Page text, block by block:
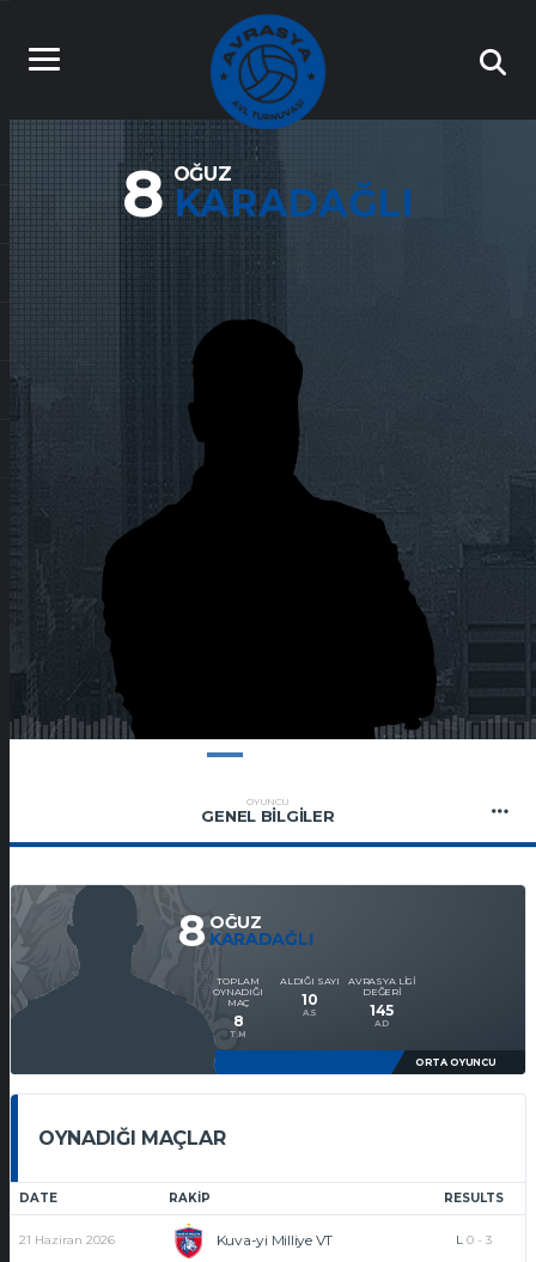
8 OĞUZ
KARADAĞLI
OYUNCU
GENEL BILGILER
8 OĞUZ
KARADAĞLI
TOPLAM
OYNADIĞI
MAÇ
8
T.M
ALDIĞI SAYI
10
A.S
AVRASYA LIGI
DEĞERI
145
A.D
ORTA OYUNCU
OYNADIĞI MAÇLAR
DATE RAKIP RESULTS
21 Haziran 2026 Kuva-yi Milliye VT L 0 - 3